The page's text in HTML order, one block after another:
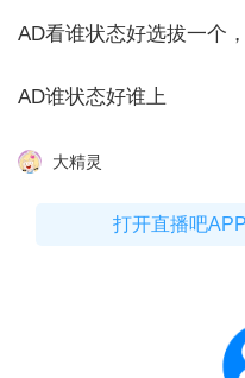
AD看谁状态好选拔一个
AD谁状态好谁上
大精灵
打开直播吧